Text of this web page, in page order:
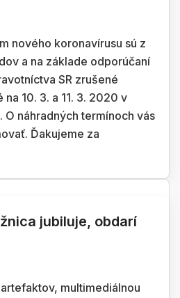
nového koronavírusu sú z
a na základe odporúčaní
SR zrušené
10. 3. a 11. 3. 2020 v
náhradných termínoch vás
Ďakujeme za
jubiluje, obdarí
multimediálnou